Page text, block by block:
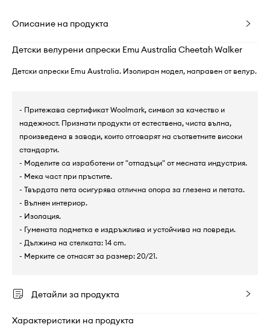
Описание на продукта
Детски велурени апрески Emu Australia Cheetah Walker
Детски апрески Emu Australia. Изолиран модел, направен от велур.
- Притежава сертификат Woolmark, символ за качество и
надежност. Признати продукти от естествена, чиста вълна,
произведена в заводи, които отговарят на съответните високи
стандарти.
- Моделите са изработени от "отпадъци" от месната индустрия.
- Мека част при пръстите.
- Твърдата пета осигурява отлична опора за глезена и петата.
- Вълнен интериор.
- Изолация.
- Гумената подметка е издръжлива и устойчива на повреди.
- Дължина на стелката: 14 cm.
- Мерките се отнасят за размер: 20/21.
Детайли за продукта
Характеристики на продукта